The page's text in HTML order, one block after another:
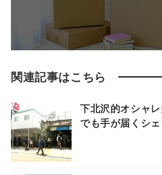
関連記事はこちら
下北沢的オシャ
でも手が届くシ